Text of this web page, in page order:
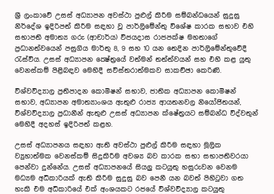
ශ්‍රී ලංකාවේ උසස් අධ්‍යාපන අවස්ථා පුළුල් කිරීම සම්බන්ධයෙන් සුදුසු
නිර්දේශ ඉදිරිපත් කිරීම සඳහා වූ පාර්ලිමේන්තු විශේෂ කාරක සභාව එහි
සභාපති අමාත්‍ය ගරු (ආචාර්ය) විජයදාස රාජපක්ෂ මහතාගේ
ප්‍රධානත්වයෙන් පසුගිය මාර්තු 8, 9 සහ 10 යන තෙදින පාර්ලිමේන්තුවේදී
රැස්විය. උසස් අධ්‍යාපන ක්‍ෂේත්‍රයේ වත්මන් තත්ත්වයන් සහ එහි කළ යුතු
වෙනස්කම් පිළිබඳව මෙහිදී සවිස්තරාත්මකව සාකච්ඡා කෙරිණි.
විශ්වවිද්‍යාල ප්‍රතිපාදන කොමිෂන් සභාව, ජාතික අධ්‍යාපන කොමිෂන්
සභාව, අධ්‍යාපන අමාත්‍යාංශය ඇතුළු රාජ්‍ය ආයතනවල නියෝජිතයන්,
විශ්වවිද්‍යාල ප්‍රධානීන් ඇතුළු උසස් අධ්‍යාපන ක්ෂේත්‍රයට සම්බන්ධ විද්වතුන්
මෙහිදී අදහස් ඉදිරිපත් කළහ.
උසස් අධ්‍යාපනය සඳහා ඇති අවස්ථා පුළුල් කිරීම සඳහා මූලික
ව්‍යුහාත්මක වෙනස්කම් සිදුකිරීම අවශ්‍ය බව කාරක සභා සභාපතිවරයා
පෙන්වා දුන්නේය. උසස් අධ්‍යාපනයේ සියලු කටයුතු හසුරුවන වෙනම
මධ්‍යම අධිකාරියක් ඇති කිරීම සුදුසු බව පෙනී යන බවත් පිහිටුවා ගත
හැකි එම අධිකාරියේ එක් අංශයකට රජයේ විශ්වවිද්‍යාල කටයුතු